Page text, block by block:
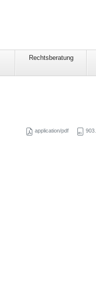
Rechtsberatung
application/pdf